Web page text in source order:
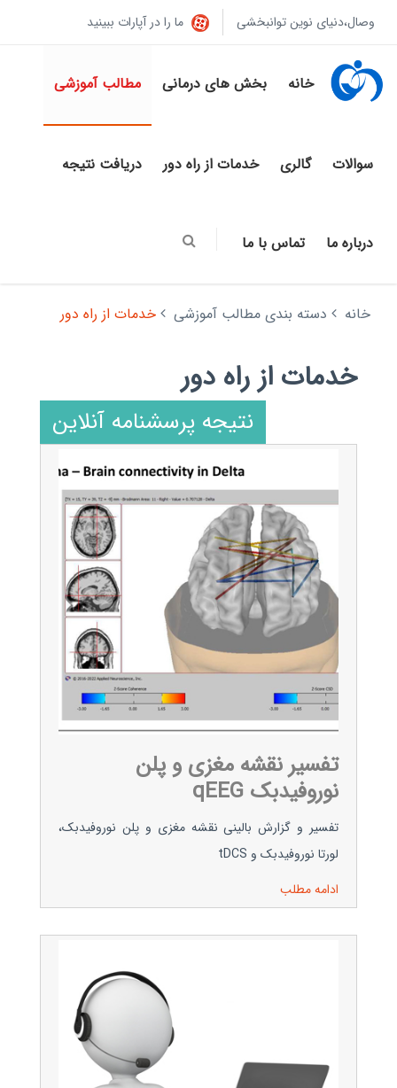
وصال،دنیای نوین توانبخشی ما را در آپارات ببینید
خانه بخش های درمانی مطالب آموزشی
سوالات گالری خدمات از راه دور دریافت نتیجه
درباره ما تماس با ما
خانه دسته بندی مطالب آموزشی خدمات از راه دور
خدمات از راه دور
نتیجه پرسشنامه آنلاین
تفسیر نقشه مغزی و پلن
نوروفیدبک qEEG
تفسیر و گزارش بالینی نقشه مغزی و پلن نوروفیدبک،
لورتا نوروفیدبک و tDCS
ادامه مطلب